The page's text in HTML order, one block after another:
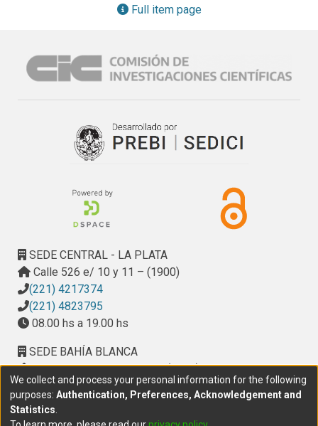
Full item page
SEDE CENTRAL - LA PLATA
Calle 526 e/ 10 y 11 – (1900)
(221) 4217374
(221) 4823795
08.00 hs a 19.00 hs
SEDE BAHÍA BLANCA
Calle Ciudad de Cali 320 – (8000). Universidad
Provincial del Sudoeste (UPSO)
(291) 459 2550, interno 147
10.00 h a 14.00 h
We collect and process your personal information for the following
purposes: Authentication, Preferences, Acknowledgement and
Statistics